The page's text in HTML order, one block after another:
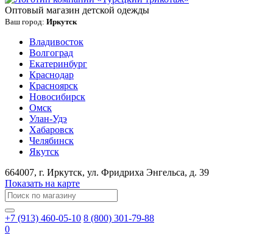
Оптовый магазин детской одежды
Ваш город: Иркутск
Владивосток
Волгоград
Екатеринбург
Краснодар
Красноярск
Новосибирск
Омск
Улан-Удэ
Хабаровск
Челябинск
Якутск
664007, г. Иркутск, ул. ​Фридриха Энгельса, д. 39
Показать на карте
+7 (913) 460-05-10 8 (800) 301-79-88
0